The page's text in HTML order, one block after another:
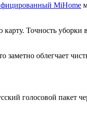
MiHome
Точность уборки
облегчает
голосовой пакет